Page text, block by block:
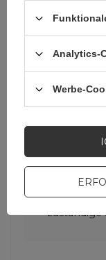
Für dieses
zuständige
Analytics-
Werbe-